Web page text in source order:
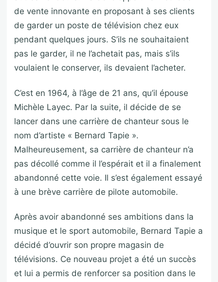
de vente innovante en proposant à ses clients
de garder un poste de télévision chez eux
pendant quelques jours. S’ils ne souhaitaient
pas le garder, il ne l’achetait pas, mais s’ils
voulaient le conserver, ils devaient l’acheter.
C’est en 1964, à l’âge de 21 ans, qu’il épouse
Michèle Layec. Par la suite, il décide de se
lancer dans une carrière de chanteur sous le
nom d’artiste « Bernard Tapie ».
Malheureusement, sa carrière de chanteur n’a
pas décollé comme il l’espérait et il a finalement
abandonné cette voie. Il s’est également essayé
à une brève carrière de pilote automobile.
Après avoir abandonné ses ambitions dans la
musique et le sport automobile, Bernard Tapie a
décidé d’ouvrir son propre magasin de
télévisions. Ce nouveau projet a été un succès
et lui a permis de renforcer sa position dans le